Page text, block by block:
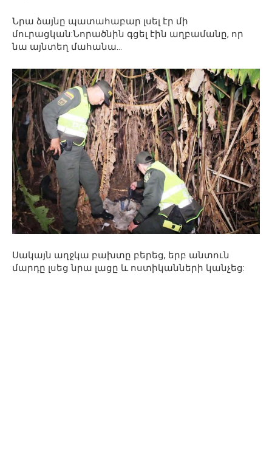
Նրա ձայնը պատահաբար լսել էր մի
մուրացկան:Նորածնին գցել էին աղբամանը, որ
նա այնտեղ մահանա…
Սակայն աղջկա բախտը բերեց, երբ անտուն
մարդը լսեց նրա լացը և ոստիկանների կանչեց: